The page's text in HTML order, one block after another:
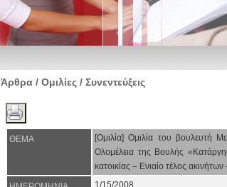
Άρθρα / Ομιλίες / Συνεντεύξεις
ΘΕΜΑ
[Ομιλία] Ομιλία του βουλευτή
Ολομέλεια της Βουλής
κατοικίας – Ενιαίο τέλος
1/15/2008